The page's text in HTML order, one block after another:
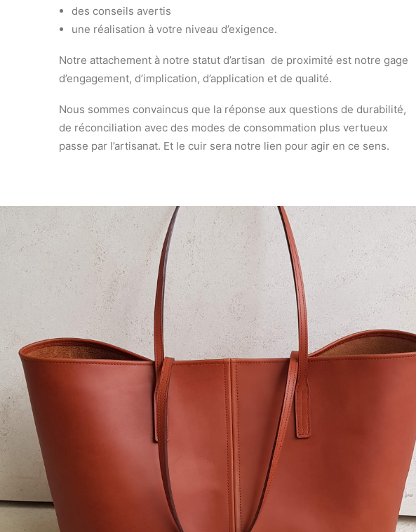
des conseils avertis
une réalisation à votre niveau d’exigence.
Notre attachement à notre statut d’artisan de proximité est notre gage
d’engagement, d’implication, d’application et de qualité.
Nous sommes convaincus que la réponse aux questions de durabilité,
de réconciliation avec des modes de consommation plus vertueux
passe par l’artisanat. Et le cuir sera notre lien pour agir en ce sens.